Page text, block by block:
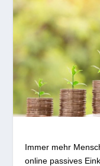
Immer mehr
online passives